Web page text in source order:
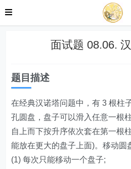
面试题 08.06.
题目描述
在经典汉诺塔问题中，有 3 根柱
孔圆盘，盘子可以滑入任意一根
自上而下按升序依次套在第一根
能放在更大的盘子上面)。移动圆
(1) 每次只能移动一个盘子;